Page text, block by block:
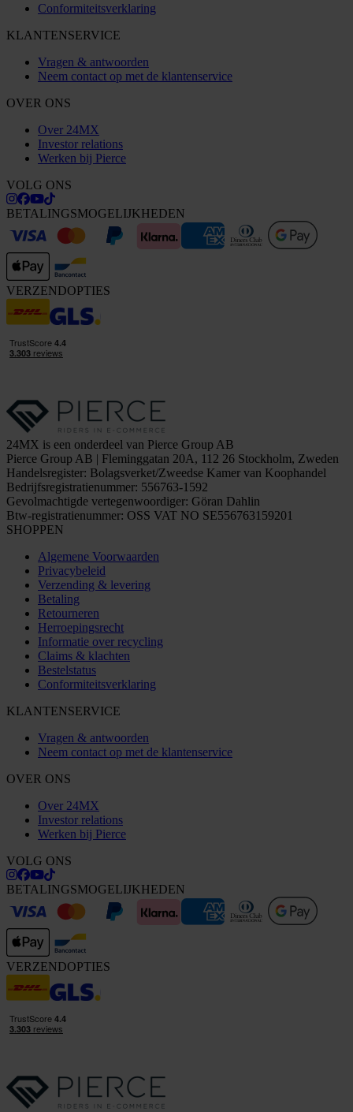
Conformiteitsverklaring
KLANTENSERVICE
Vragen & antwoorden
Neem contact op met de klantenservice
OVER ONS
Over 24MX
Investor relations
Werken bij Pierce
VOLG ONS
BETALINGSMOGELIJKHEDEN
VERZENDOPTIES
24MX is een onderdeel van Pierce Group AB
Pierce Group AB | Fleminggatan 20A, 112 26 Stockholm, Zweden
Handelsregister: Bolagsverket/Zweedse Kamer van Koophandel
Bedrijfsregistratienummer: 556763-1592
Gevolmachtigde vertegenwoordiger: Göran Dahlin
Btw-registratienummer: OSS VAT NO SE556763159201
SHOPPEN
Algemene Voorwaarden
Privacybeleid
Verzending & levering
Betaling
Retourneren
Herroepingsrecht
Informatie over recycling
Claims & klachten
Bestelstatus
Conformiteitsverklaring
KLANTENSERVICE
Vragen & antwoorden
Neem contact op met de klantenservice
OVER ONS
Over 24MX
Investor relations
Werken bij Pierce
VOLG ONS
BETALINGSMOGELIJKHEDEN
VERZENDOPTIES